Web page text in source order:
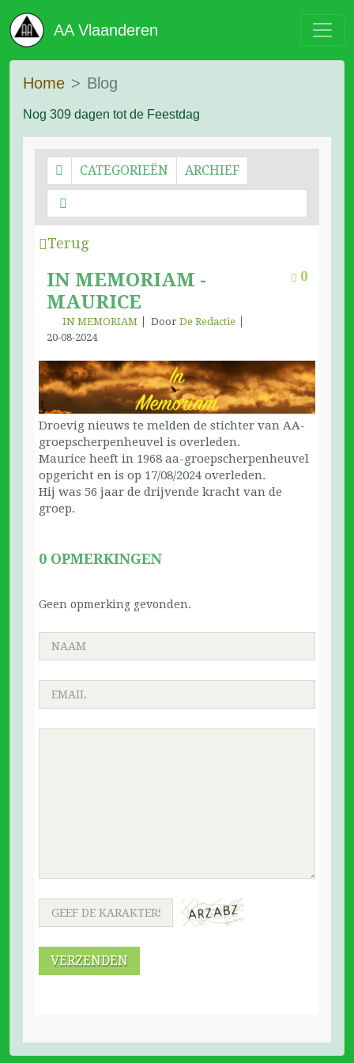
AA Vlaanderen
Home Blog
Nog 309 dagen tot de Feestdag
CATEGORIEËN ARCHIEF
Terug
0
IN MEMORIAM -
MAURICE
IN MEMORIAM Door De Redactie
20-08-2024
Droevig nieuws te melden de stichter van AA-
groepscherpenheuvel is overleden.
Maurice heeft in 1968 aa-groepscherpenheuvel
opgericht en is op 17/08/2024 overleden.
Hij was 56 jaar de drijvende kracht van de
groep.
0 OPMERKINGEN
Geen opmerking gevonden.
VERZENDEN